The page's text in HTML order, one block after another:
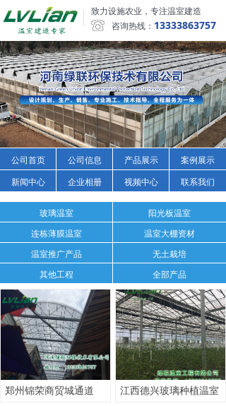
致力设施农业，专注温室建造
咨询热线： 13333863757
公司首页 公司信息 产品展示
案例展示
新闻中心
企业相册 视频中心 联系我们
郑州锦荣商贸城通道 江西德兴玻璃种植温室
玻璃温室
阳光板温室
连栋薄膜温室
温室大棚资材
温室推广产品
无土栽培
其他工程
全部产品